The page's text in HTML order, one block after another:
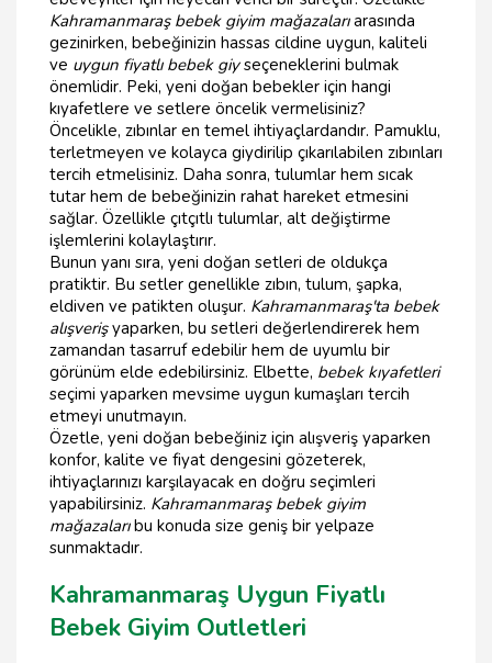
Kahramanmaraş bebek giyim mağazalarıarasında
gezinirken, bebeğinizin hassas cildine uygun, kaliteli
ve uygun fiyatlı bebek giyseçeneklerini bulmak
önemlidir. Peki, yeni doğan bebekler için hangi
kıyafetlere ve setlere öncelik vermelisiniz?
Öncelikle, zıbınlar en temel ihtiyaçlardandır. Pamuklu,
terletmeyen ve kolayca giydirilip çıkarılabilen zıbınları
tercih etmelisiniz. Daha sonra, tulumlar hem sıcak
tutar hem de bebeğinizin rahat hareket etmesini
sağlar. Özellikle çıtçıtlı tulumlar, alt değiştirme
işlemlerini kolaylaştırır.
Bunun yanı sıra, yeni doğan setleri de oldukça
pratiktir. Bu setler genellikle zıbın, tulum, şapka,
eldiven ve patikten oluşur. Kahramanmaraş'ta bebek
alışverişyaparken, bu setleri değerlendirerek hem
zamandan tasarruf edebilir hem de uyumlu bir
görünüm elde edebilirsiniz. Elbette, bebek kıyafetleri
seçimi yaparken mevsime uygun kumaşları tercih
etmeyi unutmayın.
Özetle, yeni doğan bebeğiniz için alışveriş yaparken
konfor, kalite ve fiyat dengesini gözeterek,
ihtiyaçlarınızı karşılayacak en doğru seçimleri
yapabilirsiniz. Kahramanmaraş bebek giyim
mağazalarıbu konuda size geniş bir yelpaze
sunmaktadır.
Kahramanmaraş Uygun Fiyatlı
Bebek Giyim Outletleri